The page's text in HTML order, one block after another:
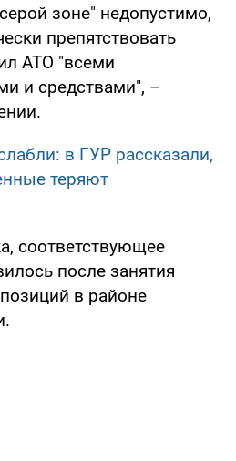
зоне" недопустимо,
препятствовать
АТО "всеми
и средствами", –
в ГУР рассказали,
теряют
соответствующее
после занятия
в районе